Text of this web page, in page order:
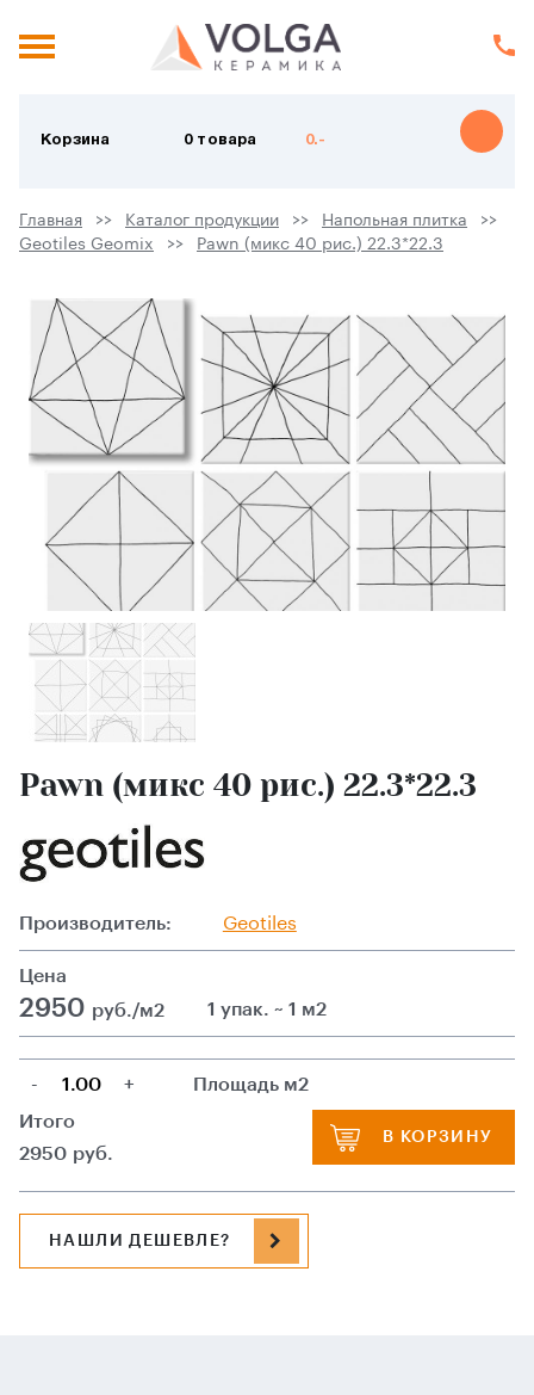
Корзина 0 товара 0.-
Главная Каталог продукции
Напольная плитка
Geotiles Geomix
Pawn (микс 40 рис.) 22.3*22.3
Pawn (микс 40 рис.) 22.3*22.3
Производитель: Geotiles
Цена
2950 руб./м2 1 упак. ~ 1 м2
- +
Площадь м2
Итого
2950 руб.
В КОРЗИНУ
НАШЛИ ДЕШЕВЛЕ?